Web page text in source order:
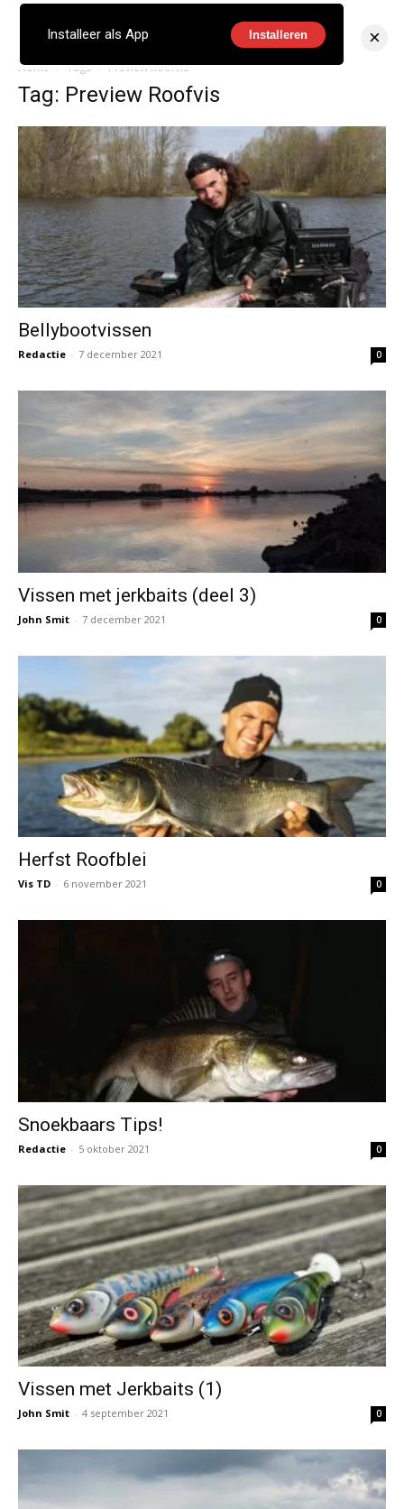
Home Tags Preview Roofvis
Tag: Preview Roofvis
Bellybootvissen
Redactie - 7 december 2021 0
Vissen met jerkbaits (deel 3)
John Smit - 7 december 2021 0
Herfst Roofblei
Vis TD - 6 november 2021 0
Snoekbaars Tips!
Redactie - 5 oktober 2021 0
Vissen met Jerkbaits (1)
John Smit - 4 september 2021 0
Installeer als App Installeren ×